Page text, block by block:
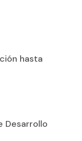
hasta
Desarrollo